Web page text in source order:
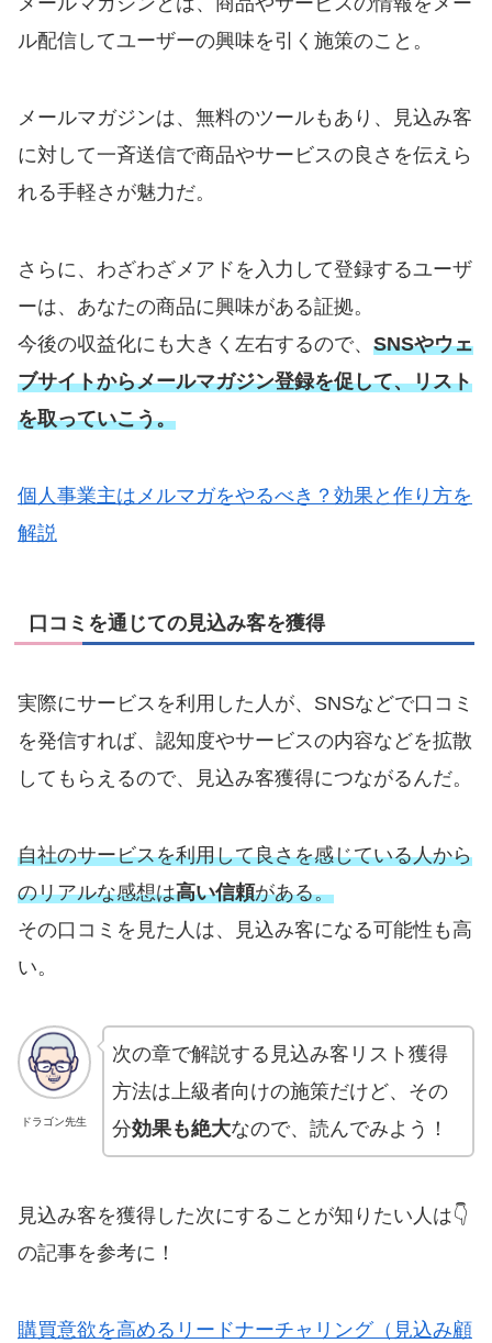
ル配信してユーザーの興味を引く施策のこと。
メールマガジンは、無料のツールもあり、見込み客
に対して一斉送信で商品やサービスの良さを伝えら
れる手軽さが魅力だ。
さらに、わざわざメアドを入力して登録するユーザ
ーは、あなたの商品に興味がある証拠。
今後の収益化にも大きく左右するので、 SNSやウェ
ブサイトからメールマガジン登録を促して、リスト
を取っていこう。
個人事業主はメルマガをやるべき？効果と作り方を
解説
口コミを通じての見込み客を獲得
実際にサービスを利用した人が、SNSなどで口コミ
を発信すれば、認知度やサービスの内容などを拡散
してもらえるので、見込み客獲得につながるんだ。
自社のサービスを利用して良さを感じている人から
のリアルな感想は高い信頼がある。
その口コミを見た人は、見込み客になる可能性も高
い。
ドラゴン先生
次の章で解説する見込み客リスト獲得
方法は上級者向けの施策だけど、その
分効果も絶大なので、読んでみよう！
見込み客を獲得した次にすることが知りたい人は👇
の記事を参考に！
購買意欲を高めるリードナーチャリング（見込み顧